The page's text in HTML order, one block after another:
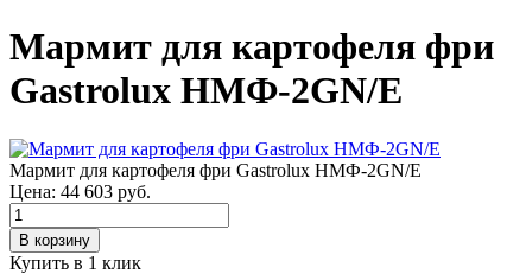
Мармит для картофеля фри
Gastrolux НМФ-2GN/Е
Мармит для картофеля фри Gastrolux НМФ-2GN/Е
Цена: 44 603 руб.
В корзину
Купить в 1 клик